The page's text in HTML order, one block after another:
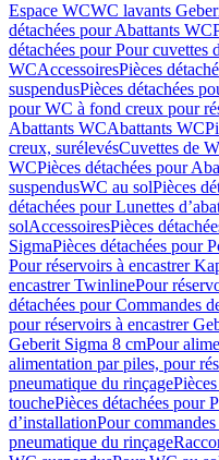
Espace WCWC lavants
détachées pour Abattants WC
détachées pour Pour cuvettes
WCAccessoiresPièces
suspendusPièces détachées
pour WC à fond creux pour
Abattants WCAbattants WC
creux, surélevésCuvettes de
WCPièces détachées pour
suspendusWC au solPièces
détachées pour Lunettes
solAccessoiresPièces
SigmaPièces détachées pour
Pour réservoirs à encastrer
encastrer TwinlinePour
détachées pour Commandes
pour réservoirs à encastrer
Geberit Sigma 8 cmPour
alimentation par piles, pour
pneumatique du rinçage
touchePièces détachées pour
d’installationPour
pneumatique du rinçage